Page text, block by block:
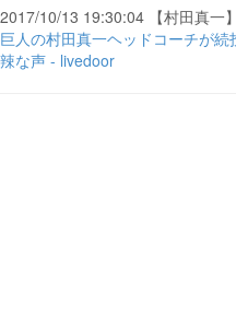
2017/10/13 19:30:04 【村田真一】
巨人の村田真一ヘッドコーチが
辣な声 - livedoor